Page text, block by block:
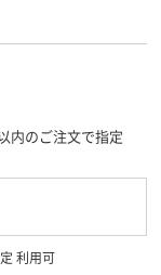
内のご注文で指定
利用可